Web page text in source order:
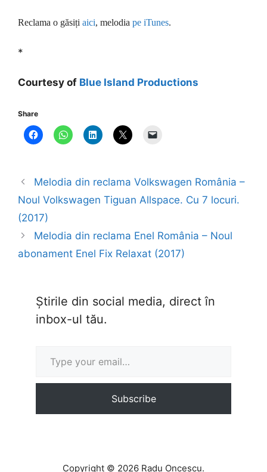
Reclama o găsiți aici, melodia pe iTunes.
*
Courtesy of Blue Island Productions
Share
Melodia din reclama Volkswagen România –
Noul Volkswagen Tiguan Allspace. Cu 7 locuri.
(2017)
Melodia din reclama Enel România – Noul
abonament Enel Fix Relaxat (2017)
Știrile din social media, direct în
inbox-ul tău.
Subscribe
Copyright © 2026 Radu Oncescu.